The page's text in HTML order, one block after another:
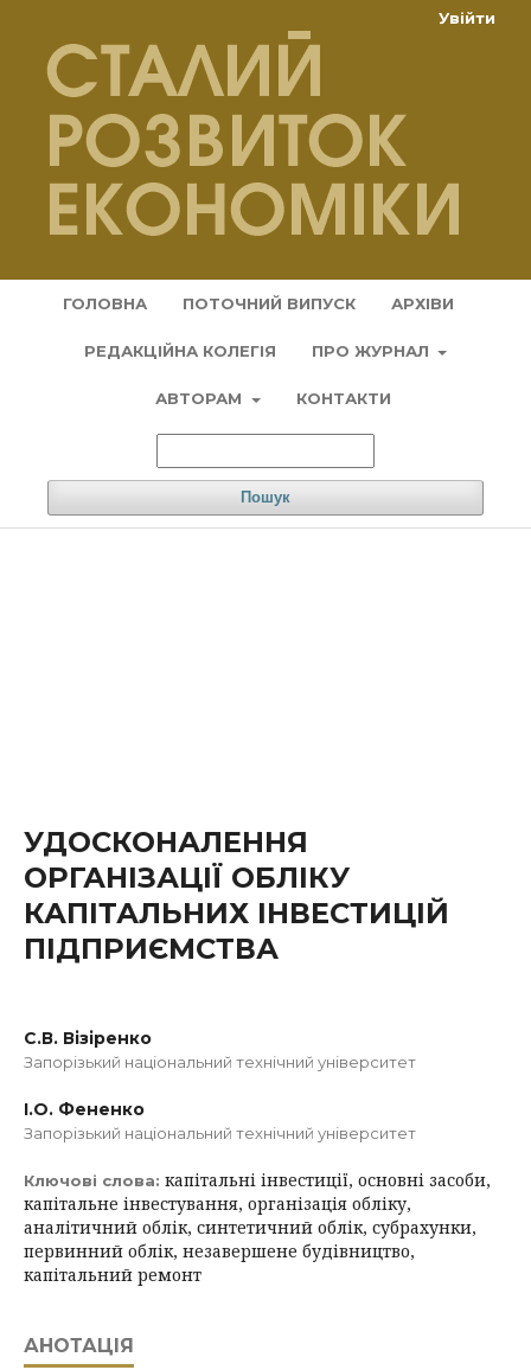
ГОЛОВНА ПОТОЧНИЙ ВИПУСК АРХІВИ
РЕДАКЦІЙНА КОЛЕГІЯ ПРО ЖУРНАЛ
АВТОРАМ КОНТАКТИ
Пошук
Увійти
УДОСКОНАЛЕННЯ
ОРГАНІЗАЦІЇ ОБЛІКУ
КАПІТАЛЬНИХ ІНВЕСТИЦІЙ
ПІДПРИЄМСТВА
С.В. Візіренко
Запорізький національний технічний університет
І.О. Фененко
Запорізький національний технічний університет
Ключові слова: капітальні інвестиції, основні засоби,
капітальне інвестування, організація обліку,
аналітичний облік, синтетичний облік, субрахунки,
первинний облік, незавершене будівництво,
капітальний ремонт
АНОТАЦІЯ